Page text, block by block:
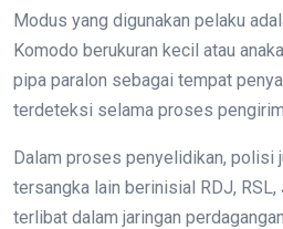
Modus yang digunakan pelaku
Komodo berukuran kecil atau
pipa paralon sebagai tempat
terdeteksi selama proses
Dalam proses penyelidikan, polisi
tersangka lain berinisial RDJ, RSL,
terlibat dalam jaringan